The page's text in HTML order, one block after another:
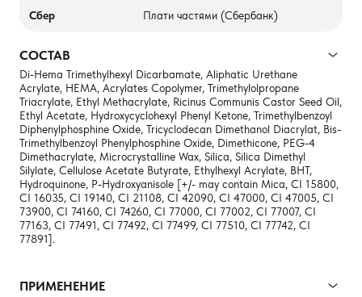
Сбер Плати частями (Сбербанк)
СОСТАВ
Di-Hema Trimethylhexyl Dicarbamate, Aliphatic Urethane
Acrylate, HEMA, Acrylates Copolymer, Trimethylolpropane
Triacrylate, Ethyl Methacrylate, Ricinus Communis Castor Seed Oil,
Ethyl Acetate, Hydroxycyclohexyl Phenyl Ketone, Trimethylbenzoyl
Diphenylphosphine Oxide, Tricyclodecan Dimethanol Diacrylat, Bis-
Trimethylbenzoyl Phenylphosphine Oxide, Dimethicone, PEG-4
Dimethacrylate, Microcrystalline Wax, Silica, Silica Dimethyl
Silylate, Cellulose Acetate Butyrate, Ethylhexyl Acrylate, BHT,
Hydroquinone, P-Hydroxyanisole [+/- may contain Mica, CI 15800,
CI 16035, CI 19140, CI 21108, CI 42090, CI 47000, CI 47005, CI
73900, CI 74160, CI 74260, CI 77000, CI 77002, CI 77007, CI
77163, CI 77491, CI 77492, CI 77499, CI 77510, CI 77742, CI
77891].
ПРИМЕНЕНИЕ